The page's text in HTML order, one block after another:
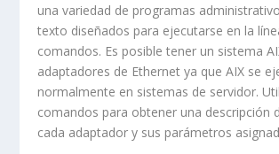
una variedad de programas
texto diseñados para ejecutarse en la
comandos. Es posible tener un sistema
adaptadores de Ethernet ya que AIX se
normalmente en sistemas de servidor.
comandos para obtener una descripción
cada adaptador y sus parámetros